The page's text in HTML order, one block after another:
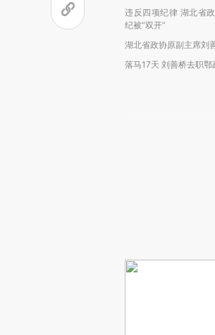
违反四项纪律 湖北省
纪被“双开”
湖北省政协原副主席刘
落马17天 刘善桥去职鄂